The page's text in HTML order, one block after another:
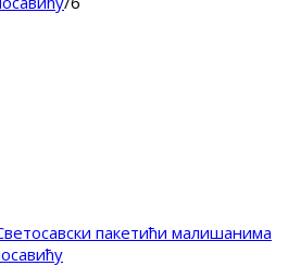
пакетићи малишанима